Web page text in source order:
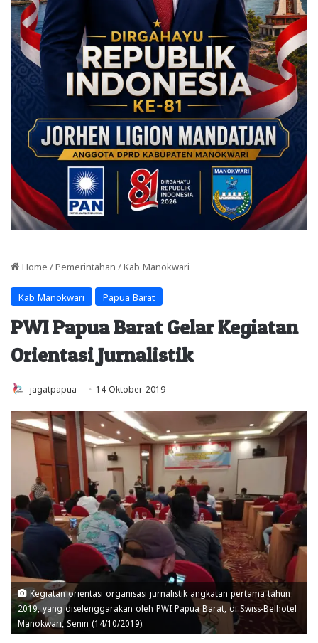
Home / Pemerintahan / Kab Manokwari
Kab Manokwari Papua Barat
PWI Papua Barat Gelar Kegiatan
Orientasi Jurnalistik
jagatpapua 14 Oktober 2019
Kegiatan orientasi organisasi jurnalistik angkatan pertama tahun
2019, yang diselenggarakan oleh PWI Papua Barat, di Swiss-Belhotel
Manokwari, Senin (14/10/2019).